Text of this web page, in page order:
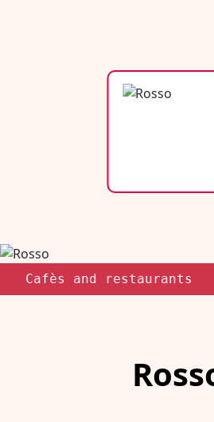
Cafès and restaurants